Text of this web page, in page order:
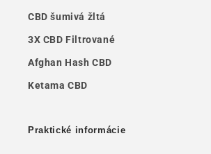
CBD šumivá žltá
3X CBD Filtrované
Afghan Hash CBD
Ketama CBD
Praktické informácie